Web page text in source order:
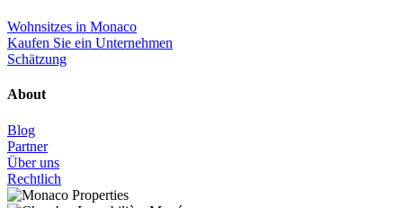
Wohnsitzes in Monaco
Kaufen Sie ein Unternehmen
Schätzung
About
Blog
Partner
Über uns
Rechtlich